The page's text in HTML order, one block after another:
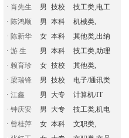
· 肖先生 男 技校
技工类,电工
· 陈鸿顺 男 本科
机械类,
· 陈新华 女 本科
其他类,出纳
· 游 生 男 本科
技工类,助理
· 赖育珍 女 技校
其他类,
· 梁瑞锋 男 技校
电子/通讯类
· 江鑫 男 大专
计算机/IT
· 钟庆安 男 大专
技工类,机电
· 曾桂萍 女 本科
文职类,